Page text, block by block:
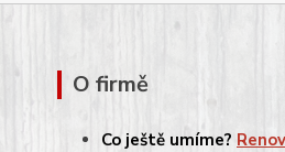
O firmě
Co ještě umíme?